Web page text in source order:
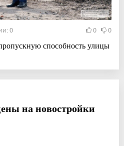
0 0 0
способность улицы
на новостройки